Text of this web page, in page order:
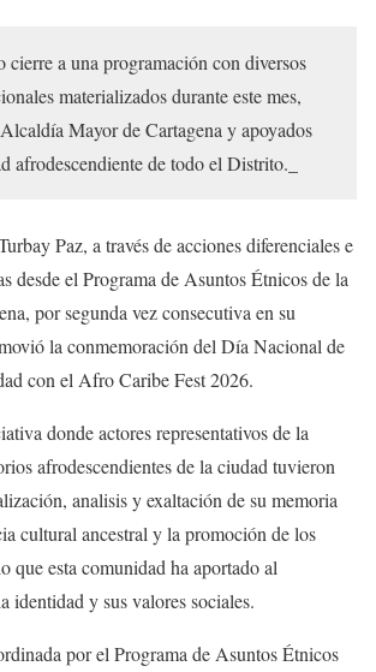
cierre a una programación con diversos
materializados durante este mes,
Mayor de Cartagena y apoyados
afrodescendiente de todo el Distrito._
Paz, a través de acciones diferenciales e
desde el Programa de Asuntos Étnicos de la
por segunda vez consecutiva en su
la conmemoración del Día Nacional de
con el Afro Caribe Fest 2026.
donde actores representativos de la
afrodescendientes de la ciudad tuvieron
analisis y exaltación de su memoria
cultural ancestral y la promoción de los
que esta comunidad ha aportado al
identidad y sus valores sociales.
por el Programa de Asuntos Étnicos